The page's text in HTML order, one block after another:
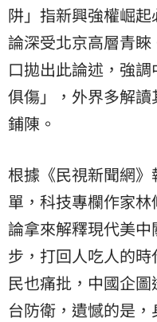
阱」指新興強權崛
論深受北京高層青
口拋出此論述，強
俱傷」，外界多解
鋪陳。
根據《民視新聞網
單，科技專欄作家
論拿來解釋現代美
步，打回人吃人的
民也痛批，中國企
台防衛，遺憾的是，